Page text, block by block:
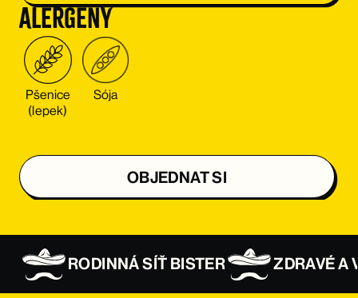
Alergeny
Pšenice
(lepek)
Sója
OBJEDNAT SI
OBJEDNAT SI
RODINNÁ SÍŤ BISTER ZDRAVÉ A